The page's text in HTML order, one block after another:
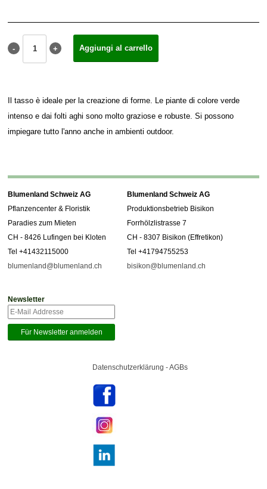
Il tasso è ideale per la creazione di forme. Le piante di colore verde
intenso e dai folti aghi sono molto graziose e robuste. Si possono
impiegare tutto l'anno anche in ambienti outdoor.
Blumenland Schweiz AG
Pflanzencenter & Floristik
Paradies zum Mieten
CH - 8426 Lufingen bei Kloten
Tel +41432115000
blumenland@blumenland.ch
Blumenland Schweiz AG
Produktionsbetrieb Bisikon
Forrhölzlistrasse 7
CH - 8307 Bisikon (Effretikon)
Tel +41794755253
bisikon@blumenland.ch
Newsletter
Datenschutzerklärung - AGBs